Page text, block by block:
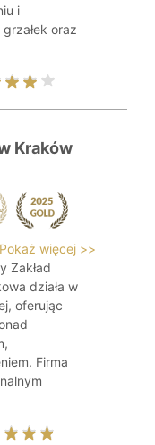
i
oraz
Kraków
Pokaż więcej >>
Zakład
działa w
oferując
Firma